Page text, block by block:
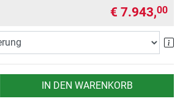
€ 7.943,00
IN DEN WARENKORB